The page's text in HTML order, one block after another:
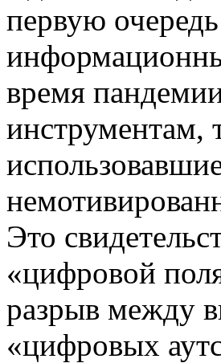
первую
время
инструментам,
Это
«цифровой
разрыв между
«цифровых